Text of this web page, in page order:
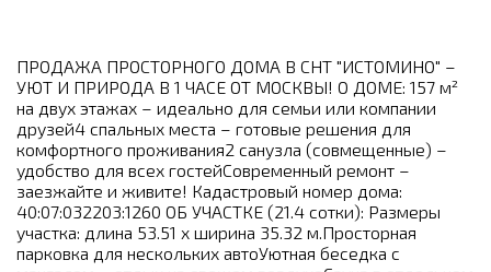
ПРОДАЖА ПРОСТОРНОГО ДОМА В СНТ "ИСТОМИНО" –
УЮТ И ПРИРОДА В 1 ЧАСЕ ОТ МОСКВЫ! О ДОМЕ: 157 м²
на двух этажах – идеально для семьи или компании
друзей4 спальных места – готовые решения для
комфортного проживания2 санузла (совмещенные) –
удобство для всех гостейСовременный ремонт –
заезжайте и живите! Кадастровый номер дома:
40:07:032203:1260 ОБ УЧАСТКЕ (21.4 сотки): Размеры
участка: длина 53.51 x ширина 35.32 м.Просторная
парковка для нескольких автоУютная беседка с